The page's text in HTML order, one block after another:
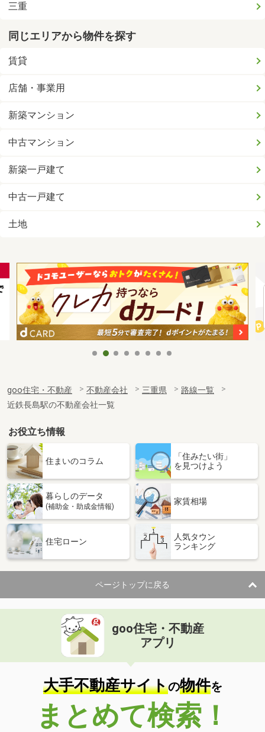
三重
同じエリアから物件を探す
賃貸
店舗・事業用
新築マンション
中古マンション
新築一戸建て
中古一戸建て
土地
goo住宅・不動産 不動産会社 三重県
路線一覧
近鉄長島駅の不動産会社一覧
お役立ち情報
住まいのコラム
「住みたい街」
を見つけよう
暮らしのデータ
(補助金・助成金情報)
家賃相場
住宅ローン
人気タウン
ランキング
ページトップに戻る
goo住宅・不動産
アプリ
大手不動産サイトの物件を
まとめて検索！